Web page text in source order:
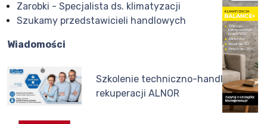
Zarobki - Specjalista ds. klimatyzacji
Szukamy przedstawicieli handlowych
Wiadomości
Szkolenie techniczno-handlowe z
rekuperacji ALNOR